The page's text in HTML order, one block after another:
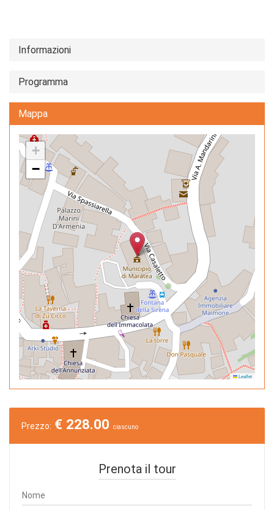
Informazioni
Programma
Mappa
+
−
Leaflet
Prezzo: € 228.00 ciascuno
Prenota il tour